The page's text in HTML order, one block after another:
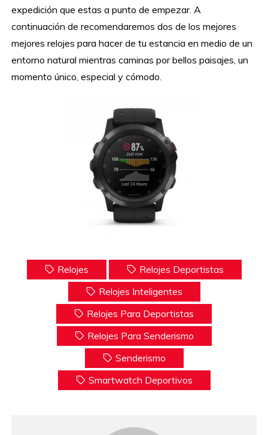
expedición que estas a punto de empezar. A
continuación de recomendaremos dos de los mejores
mejores relojes para hacer de tu estancia en medio de un
entorno natural mientras caminas por bellos paisajes, un
momento único, especial y cómodo.
Relojes
Relojes Deportistas
Relojes Inteligentes
Relojes Para Deportistas
Relojes Para Senderismo
Senderismo
Smartwatch Deportivos